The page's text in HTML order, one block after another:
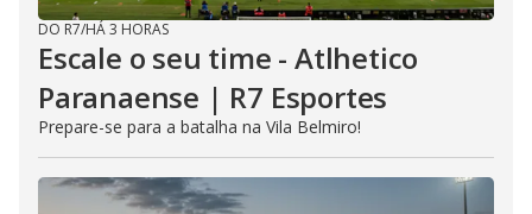
DO R7/HÁ 3 HORAS
Escale o seu time - Atlhetico
Paranaense | R7 Esportes
Prepare-se para a batalha na Vila Belmiro!